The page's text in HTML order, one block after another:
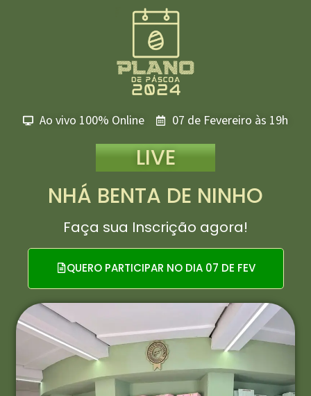
Ao vivo 100% Online 07 de Fevereiro às 19h
LIVE
NHÁ BENTA DE NINHO
Faça sua Inscrição agora!
QUERO PARTICIPAR NO DIA 07 DE FEV